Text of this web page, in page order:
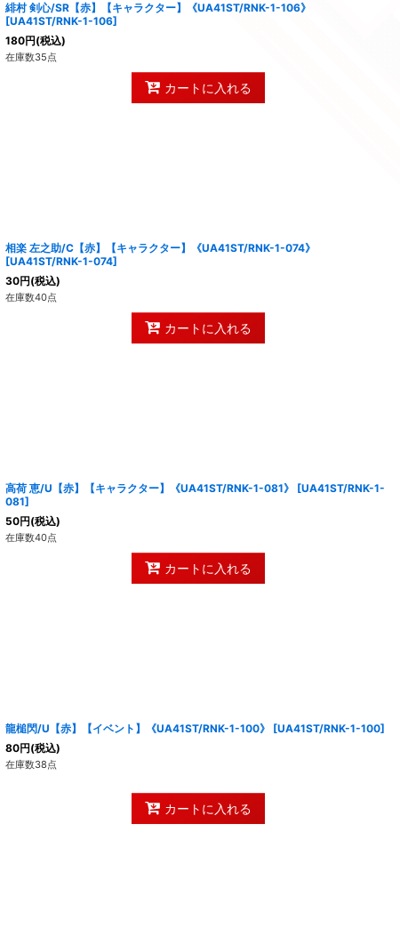
緋村 剣心/SR【赤】【キャラクター】《UA41ST/RNK-1-106》
[UA41ST/RNK-1-106]
180円(税込)
在庫数35点
カートに入れる
相楽 左之助/C【赤】【キャラクター】《UA41ST/RNK-1-074》
[UA41ST/RNK-1-074]
30円(税込)
在庫数40点
カートに入れる
高荷 恵/U【赤】【キャラクター】《UA41ST/RNK-1-081》 [UA41ST/RNK-1-
081]
50円(税込)
在庫数40点
カートに入れる
龍槌閃/U【赤】【イベント】《UA41ST/RNK-1-100》 [UA41ST/RNK-1-100]
80円(税込)
在庫数38点
カートに入れる